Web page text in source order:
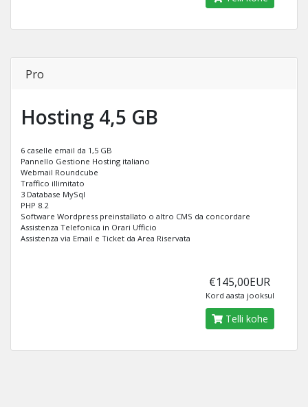
Pro
Hosting 4,5 GB
6 caselle email da 1,5 GB
Pannello Gestione Hosting italiano
Webmail Roundcube
Traffico illimitato
3 Database MySql
PHP 8.2
Software Wordpress preinstallato o altro CMS da concordare
Assistenza Telefonica in Orari Ufficio
Assistenza via Email e Ticket da Area Riservata
€145,00EUR
Kord aasta jooksul
Telli kohe